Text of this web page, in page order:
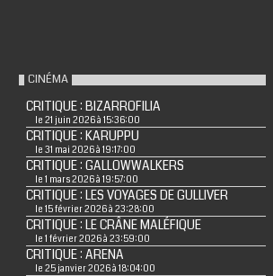
CINÉMA
CRITIQUE : BIZARROFILIA
le 21 juin 2026 à 15:36:00
CRITIQUE : KARUPPU
le 31 mai 2026 à 19:17:00
CRITIQUE : GALLOWWALKERS
le 1 mars 2026 à 19:57:00
CRITIQUE : LES VOYAGES DE GULLIVER
le 15 février 2026 à 23:28:00
CRITIQUE : LE CRÂNE MALÉFIQUE
le 1 février 2026 à 23:59:00
CRITIQUE : ARENA
le 25 janvier 2026 à 18:04:00